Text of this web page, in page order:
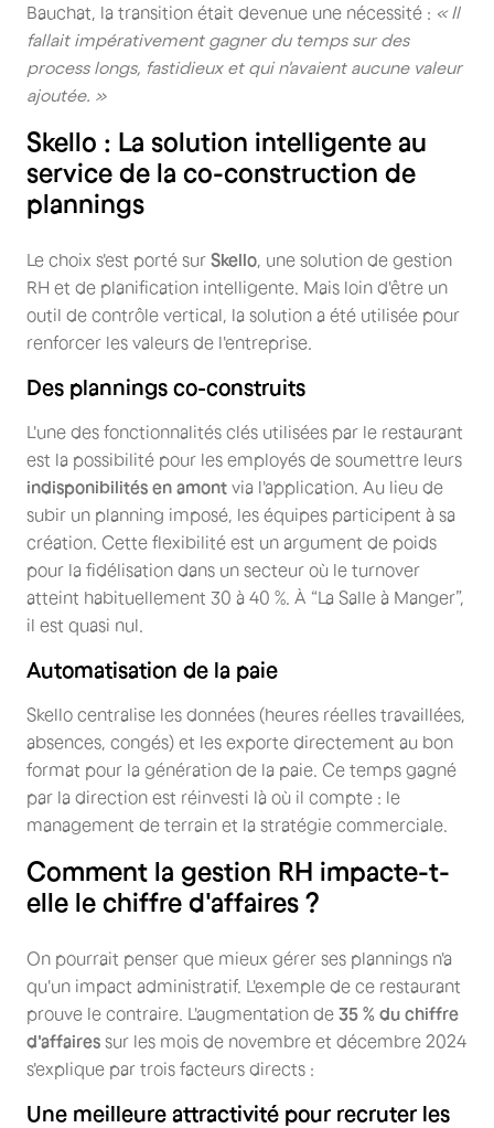
Bauchat, la transition était devenue une nécessité : « Il
fallait impérativement gagner du temps sur des
process longs, fastidieux et qui n'avaient aucune valeur
ajoutée. »
Skello : La solution intelligente au
service de la co-construction de
plannings
Le choix s'est porté sur Skello , une solution de gestion
RH et de planification intelligente. Mais loin d'être un
outil de contrôle vertical, la solution a été utilisée pour
renforcer les valeurs de l'entreprise.
Des plannings co-construits
L'une des fonctionnalités clés utilisées par le restaurant
est la possibilité pour les employés de soumettre leurs
indisponibilités en amont via l'application. Au lieu de
subir un planning imposé, les équipes participent à sa
création. Cette flexibilité est un argument de poids
pour la fidélisation dans un secteur où le turnover
atteint habituellement 30 à 40 %. À “La Salle à Manger”,
il est quasi nul.
Automatisation de la paie
Skello centralise les données (heures réelles travaillées,
absences, congés) et les exporte directement au bon
format pour la génération de la paie. Ce temps gagné
par la direction est réinvesti là où il compte : le
management de terrain et la stratégie commerciale.
Comment la gestion RH impacte-t-
elle le chiffre d'affaires ?
On pourrait penser que mieux gérer ses plannings n'a
qu'un impact administratif. L'exemple de ce restaurant
prouve le contraire. L'augmentation de 35 % du chiffre
d'affaires sur les mois de novembre et décembre 2024
s'explique par trois facteurs directs :
Une meilleure attractivité pour recruter les